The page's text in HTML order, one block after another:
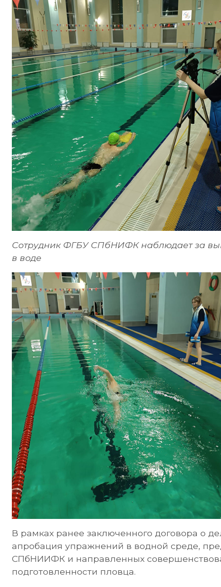
Сотрудник ФГБУ СПбНИФК наблюдает за
в воде
В рамках ранее заключенного договора о
апробация упражнений в водной среде,
СПбНИИФК и направленных
подготовленности пловца.